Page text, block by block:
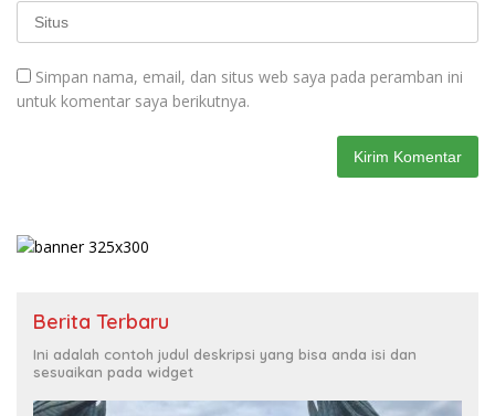
Simpan nama, email, dan situs web saya pada peramban ini
untuk komentar saya berikutnya.
Berita Terbaru
Ini adalah contoh judul deskripsi yang bisa anda isi dan
sesuaikan pada widget